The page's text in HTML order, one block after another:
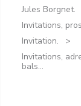
Jules Borgnet.
Invitations,
Invitation.
Invitations,
bals...